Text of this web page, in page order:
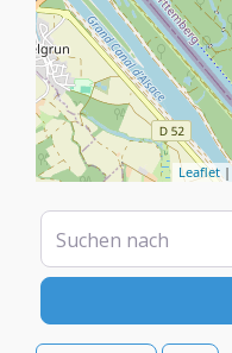
Leaflet|
Suchen nach